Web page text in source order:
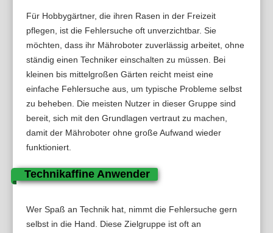
Für Hobbygärtner, die ihren Rasen in der Freizeit
pflegen, ist die Fehlersuche oft unverzichtbar. Sie
möchten, dass ihr Mähroboter zuverlässig arbeitet, ohne
ständig einen Techniker einschalten zu müssen. Bei
kleinen bis mittelgroßen Gärten reicht meist eine
einfache Fehlersuche aus, um typische Probleme selbst
zu beheben. Die meisten Nutzer in dieser Gruppe sind
bereit, sich mit den Grundlagen vertraut zu machen,
damit der Mähroboter ohne große Aufwand wieder
funktioniert.
Technikaffine Anwender
Wer Spaß an Technik hat, nimmt die Fehlersuche gern
selbst in die Hand. Diese Zielgruppe ist oft an